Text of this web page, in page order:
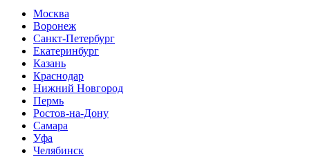
Москва
Воронеж
Санкт-Петербург
Екатеринбург
Казань
Краснодар
Нижний Новгород
Пермь
Ростов-на-Дону
Самара
Уфа
Челябинск